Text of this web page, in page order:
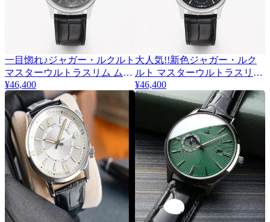
一目惚れ♪ジャガー・ルクルト
マスターウルトラスリム ムー
ン 偽物 39mm Q1368420
¥46,400
大人気!!新色ジャガー・ルク
ルト マスターウルトラスリム
ムーン 偽物 39mm Q1368470
¥46,400